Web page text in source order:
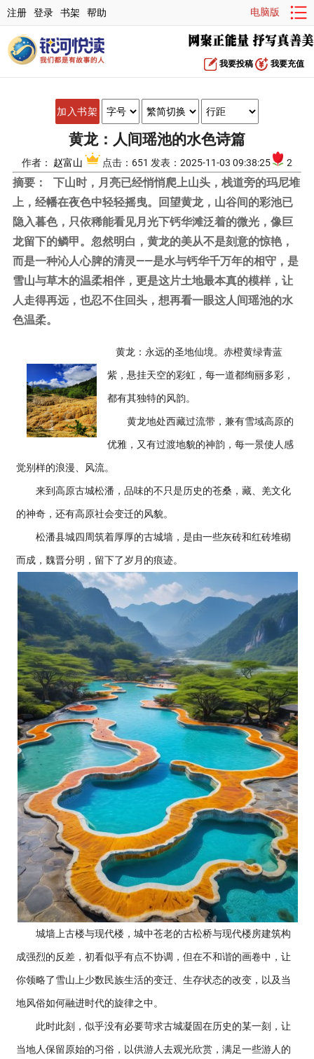
注册 登录 书架 帮助 电脑版
我要投稿 我要充值
加入书架
黄龙：人间瑶池的水色诗篇
作者： 赵富山 点击：651 发表：2025-11-03 09:38:25 2
摘要：
下山时，月亮已经悄悄爬上山头，栈道旁的玛尼堆
上，经幡在夜色中轻轻摇曳。回望黄龙，山谷间的彩池已
隐入暮色，只依稀能看见月光下钙华滩泛着的微光，像巨
龙留下的鳞甲。忽然明白，黄龙的美从不是刻意的惊艳，
而是一种沁人心脾的清灵——是水与钙华千万年的相守，是
雪山与草木的温柔相伴，更是这片土地最本真的模样，让
人走得再远，也忍不住回头，想再看一眼这人间瑶池的水
色温柔。
黄龙：永远的圣地仙境。赤橙黄绿青蓝
紫，悬挂天空的彩虹，每一道都绚丽多彩，
都有其独特的风韵。
黄龙地处西藏过流带，兼有雪域高原的
优雅，又有过渡地貌的神韵，每一景使人感
觉别样的浪漫、风流。
来到高原古城松潘，品味的不只是历史的苍桑，藏、羌文化
的神奇，还有高原社会变迁的风貌。
松潘县城四周筑着厚厚的古城墙，是由一些灰砖和红砖堆砌
而成，魏晋分明，留下了岁月的痕迹。
城墙上古楼与现代楼，城中苍老的古松桥与现代楼房建筑构
成强烈的反差，初看似乎有点不协调，但在不和谐的画卷中，让
你领略了雪山上少数民族生活的变迁、生存状态的改变，以及当
地风俗如何融进时代的旋律之中。
此时此刻，似乎没有必要苛求古城凝固在历史的某一刻，让
当地人保留原始的习俗，以供游人去观光欣赏，满足一些游人的